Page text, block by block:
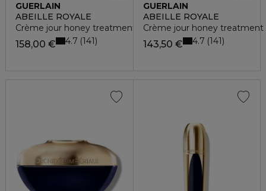
GUERLAIN
ABEILLE ROYALE
Crème jour honey treatment
158,00 € 4.7 141
GUERLAIN
ABEILLE ROYALE
Crème jour honey treatment
143,50 € 4.7 141